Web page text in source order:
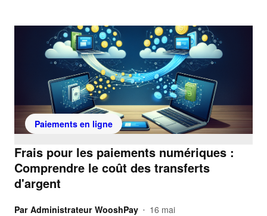
Paiements en ligne
Frais pour les paiements numériques :
Comprendre le coût des transferts
d'argent
Par Administrateur WooshPay • 16 mai